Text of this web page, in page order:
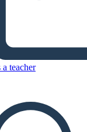
a teacher
de